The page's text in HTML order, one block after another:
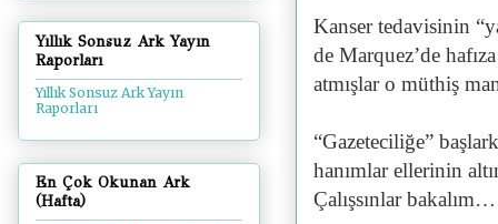
Kanser tedavisinin
de Marquez’de
atmışlar o müthiş
“Gazeteciliğe”
hanımlar ellerinin
Çalışsınlar bakalım…
Yıllık Sonsuz Ark Yayın
Raporları
Yıllık Sonsuz Ark Yayın
Raporları
En Çok Okunan Ark
(Hafta)